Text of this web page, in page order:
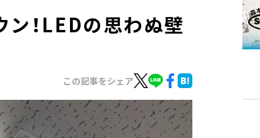
！LEDの思わぬ壁
この記事をシェア